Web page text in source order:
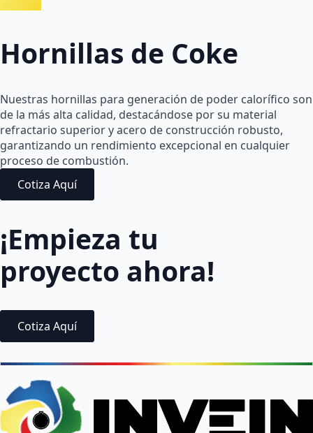
Hornillas de Coke
Nuestras hornillas para generación de poder calorífico son
de la más alta calidad, destacándose por su material
refractario superior y acero de construcción robusto,
garantizando un rendimiento excepcional en cualquier
proceso de combustión.
Cotiza Aquí
¡Empieza tu
proyecto ahora!
Cotiza Aquí